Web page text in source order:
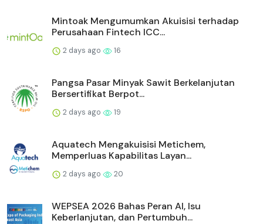
Mintoak Mengumumkan Akuisisi terhadap
Perusahaan Fintech ICC...
2 days ago 16
Pangsa Pasar Minyak Sawit Berkelanjutan
Bersertifikat Berpot...
2 days ago 19
Aquatech Mengakuisisi Metichem,
Memperluas Kapabilitas Layan...
2 days ago 20
WEPSEA 2026 Bahas Peran AI, Isu
Keberlanjutan, dan Pertumbuh...